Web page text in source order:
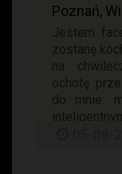
Poznań,
Jestem
zostanę
na
ochotę
do mnie: